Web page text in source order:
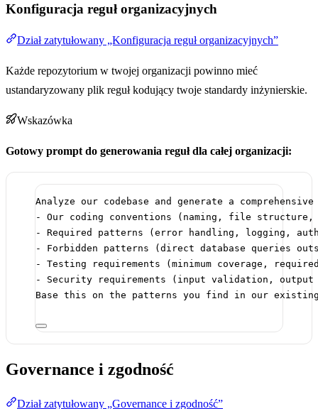
Konfiguracja reguł organizacyjnych
Dział zatytułowany „Konfiguracja reguł organizacyjnych”
Każde repozytorium w twojej organizacji powinno mieć
ustandaryzowany plik reguł kodujący twoje standardy inżynierskie.
Wskazówka
Gotowy prompt do generowania reguł dla całej organizacji:
Analyze our codebase and generate a
- Our coding conventions (naming, file
- Required patterns (error handling, logging,
- Forbidden patterns (direct database queries
- Testing requirements (minimum coverage,
- Security requirements (input validation, output
Base this on the patterns you find in our
Governance i zgodność
Dział zatytułowany „Governance i zgodność”